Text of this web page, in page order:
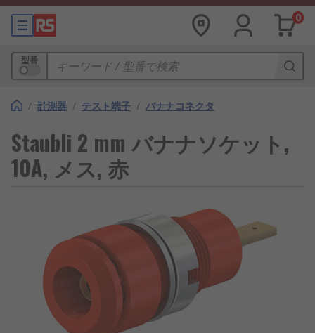
0
型番
/ 計測器 / テスト端子 / バナナコネクタ
Staubli 2 mm バナナソケット,
10A, メス, 赤